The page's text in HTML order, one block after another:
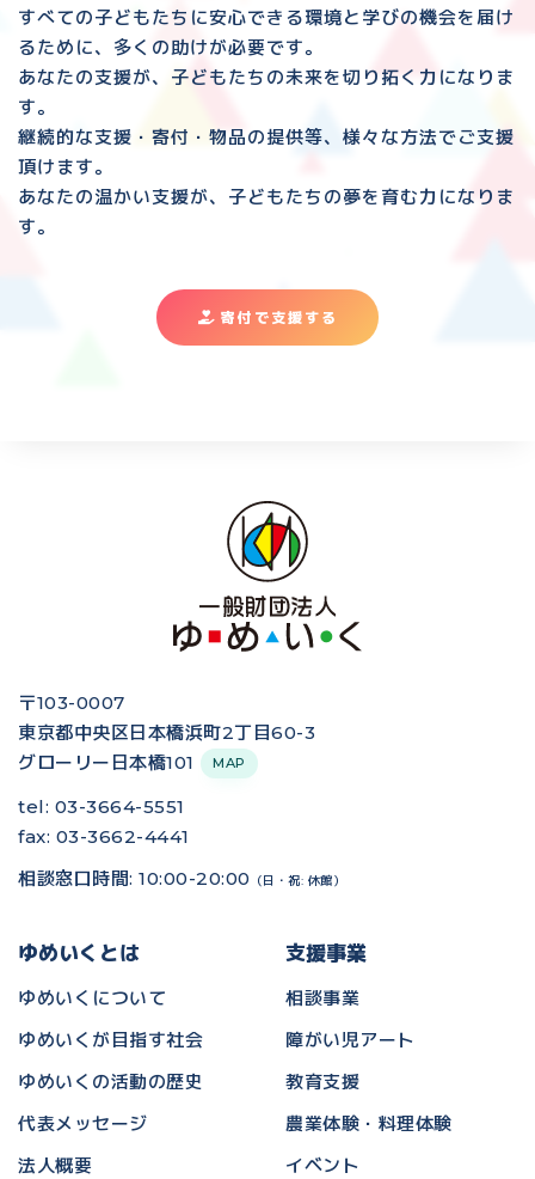
すべての子どもたちに安心できる環境と 学びの機会を届け
るために、多くの助けが必要です。
あなたの支援が、子どもたちの未来を切り拓く力になりま
す。
継続的な支援・寄付・物品の提供等、様々な方法でご支援
頂けます。
あなたの温かい支援が、子どもたちの夢を育む力になりま
す。
寄付で支援する
〒103-0007
東京都中央区日本橋浜町2丁目60-3
グローリー日本橋101
MAP
tel: 03-3664-5551
fax: 03-3662-4441
相談窓口時間: 10:00-20:00
（日・祝: 休館）
ゆめいくとは
ゆめいくについて
ゆめいくが目指す社会
ゆめいくの活動の歴史
代表メッセージ
法人概要
支援事業
相談事業
障がい児アート
教育支援
農業体験・料理体験
イベント